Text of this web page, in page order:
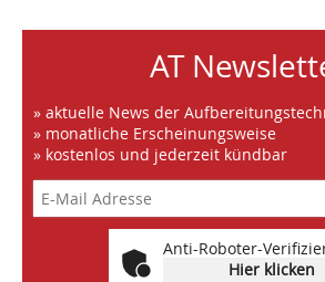
AT
» aktuelle News der
» monatliche Erscheinungsweise
» kostenlos und jederzeit kündbar
Anti-Roboter-
Hier klicken